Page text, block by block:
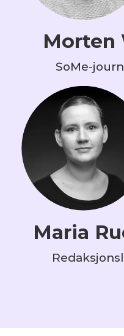
Morten
SoMe-
Maria